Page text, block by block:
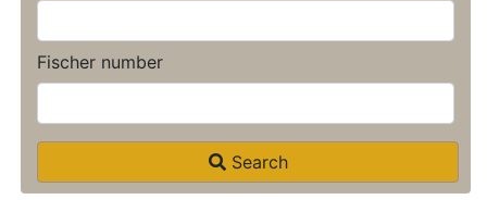
Fischer number
Search